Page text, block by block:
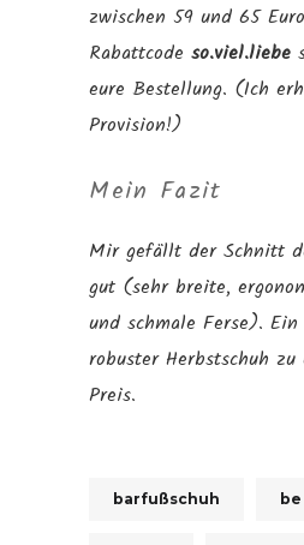
zwischen 59 und 65
Rabattcode so.viel.liebe
eure Bestellung. (Ich
Provision!)
Mein Fazit
Mir gefällt der Schnitt
gut (sehr breite,
und schmale Ferse).
robuster Herbstschuh
Preis.
barfußschuh